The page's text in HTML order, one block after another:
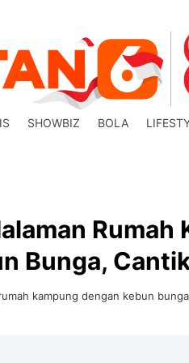
SHOWBIZ BOLA
Rumah
Bunga,
kampung dengan kebun